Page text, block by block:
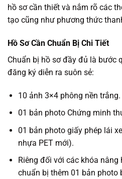
hồ sơ cần thiết và nắm rõ các
tạo cũng như phương thức
Hồ Sơ Cần Chuẩn Bị Chi Tiết
Chuẩn bị hồ sơ đầy đủ là bước
đăng ký diễn ra suôn sẻ:
10 ảnh 3×4 phông nền trắng.
01 bản photo Chứng minh
01 bản photo giấy phép lái
nhựa PET mới).
Riêng đối với các khóa nâng
chuẩn bị thêm 01 bản photo